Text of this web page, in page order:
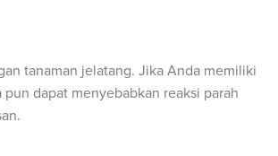
tanaman jelatang. Jika Anda memiliki
dapat menyebabkan reaksi parah